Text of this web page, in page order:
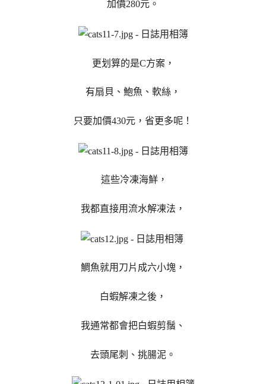
加價280元。
更划算的是C方案，
有扇貝、鮑魚、軟絲，
只要加價430元，省更多呢！
這些冷凍海鮮，
我都直接用流水解凍法，
鯛魚就用刀片成六小塊，
白蝦解凍之後，
我通常都會把白蝦剪鬚、
去頭尾刺、挑腸泥。